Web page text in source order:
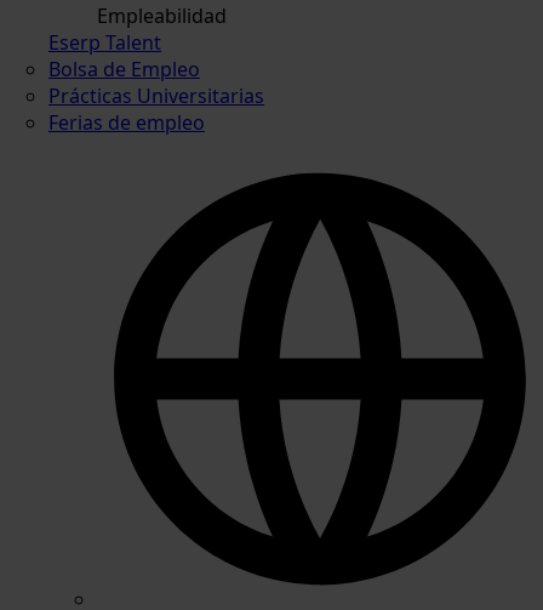
Empleabilidad
Eserp Talent
Bolsa de Empleo
Prácticas Universitarias
Ferias de empleo